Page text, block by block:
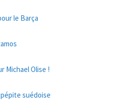
le Barça
Michael Olise !
suédoise